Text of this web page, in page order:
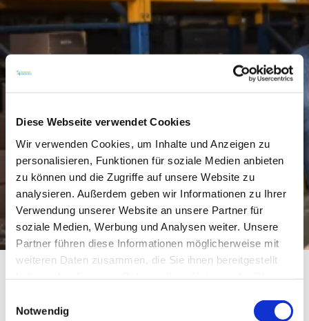
Diese Webseite verwendet Cookies
Wir verwenden Cookies, um Inhalte und Anzeigen zu
personalisieren, Funktionen für soziale Medien anbieten
zu können und die Zugriffe auf unsere Website zu
analysieren. Außerdem geben wir Informationen zu Ihrer
Verwendung unserer Website an unsere Partner für
soziale Medien, Werbung und Analysen weiter. Unsere
Partner führen diese Informationen möglicherweise mit
weiteren Daten zusammen, die Sie ihnen bereitgestellt
Notwendig
Siefersheim, Wöllstein und Wonsheim - ein